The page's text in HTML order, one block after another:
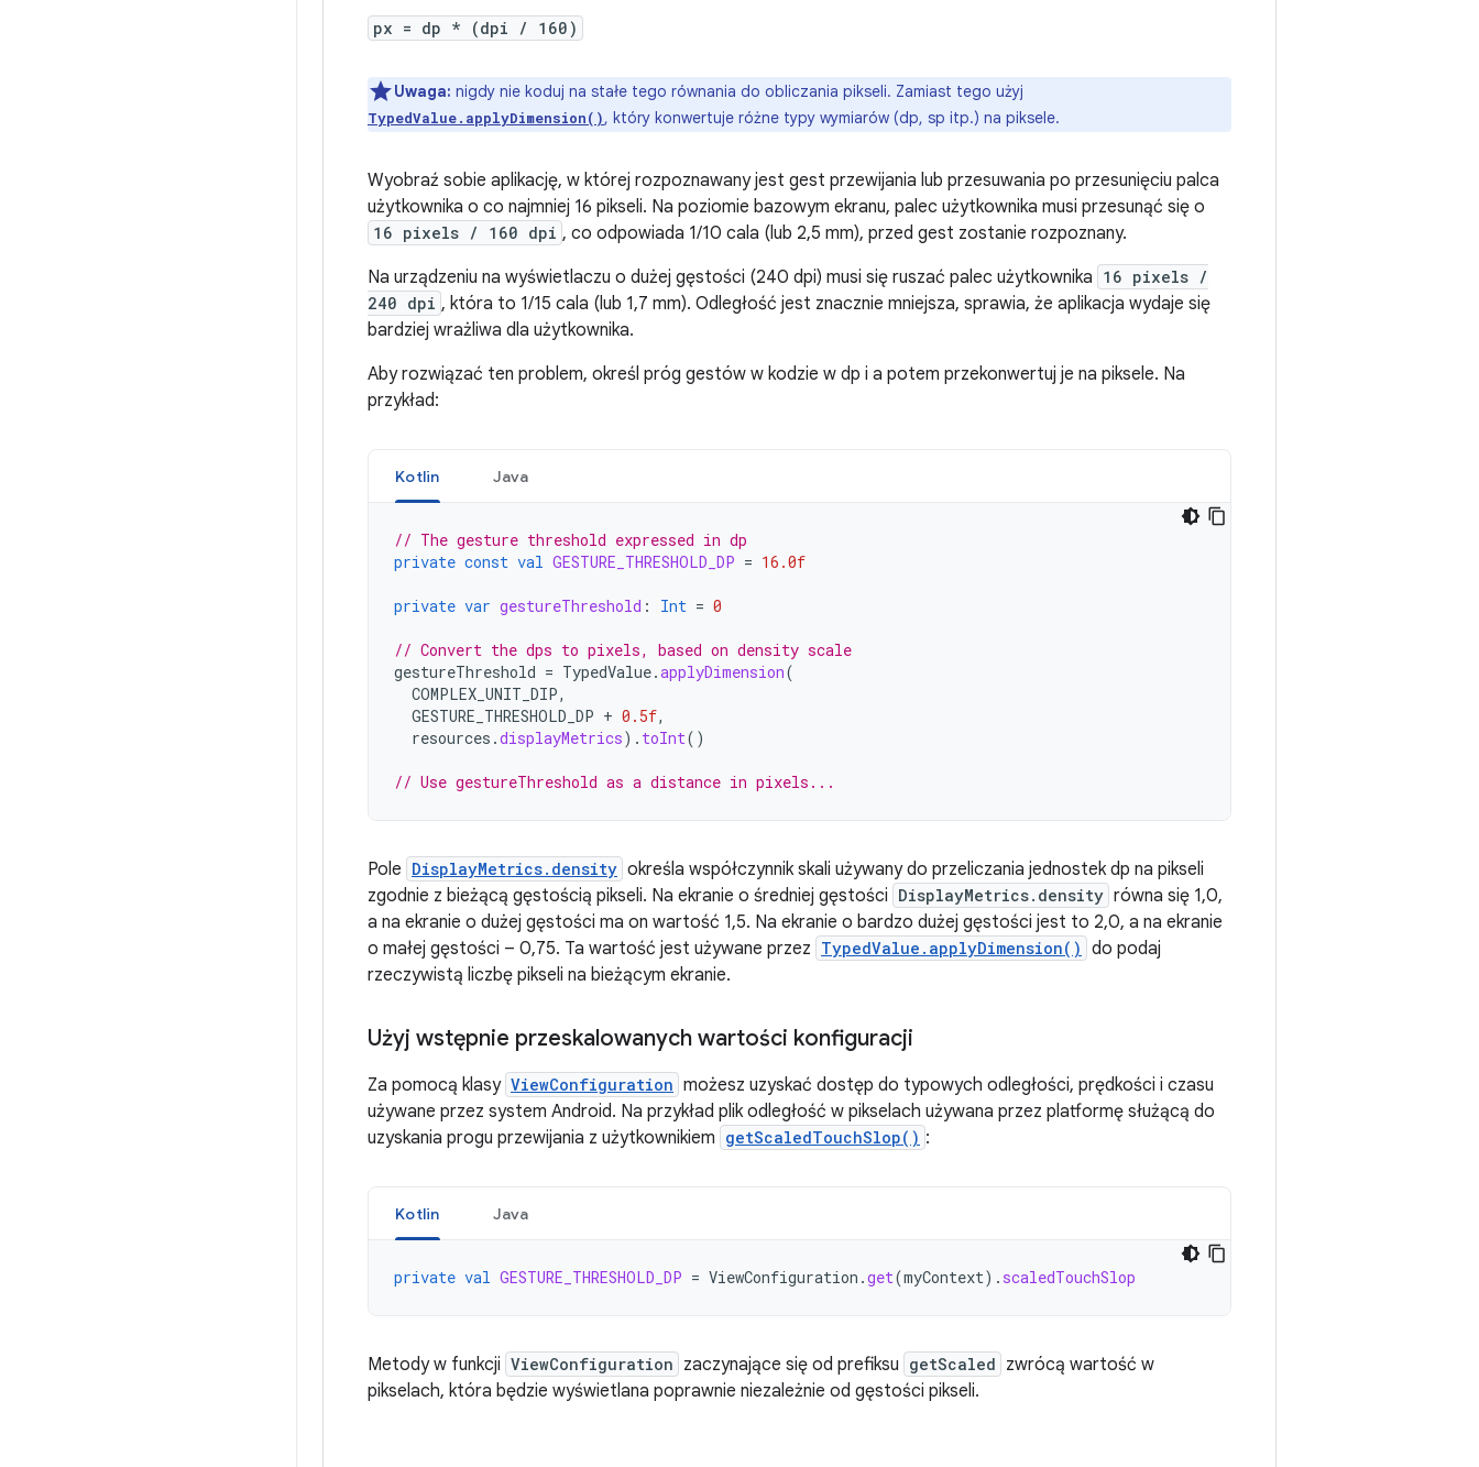
px = dp * (dpi / 160)
Uwaga: nigdy nie koduj na stałe tego równania do obliczania pikseli. Zamiast tego użyj
TypedValue.applyDimension(), który konwertuje różne typy wymiarów (dp, sp itp.) na piksele.
Wyobraź sobie aplikację, w której rozpoznawany jest gest przewijania lub przesuwania po przesunięciu palca
użytkownika o co najmniej 16 pikseli. Na poziomie bazowym ekranu, palec użytkownika musi przesunąć się o
16 pixels / 160 dpi , co odpowiada 1/10 cala (lub 2,5 mm), przed gest zostanie rozpoznany.
Na urządzeniu na wyświetlaczu o dużej gęstości (240 dpi) musi się ruszać palec użytkownika 16 pixels /
240 dpi , która to 1/15 cala (lub 1,7 mm). Odległość jest znacznie mniejsza, sprawia, że aplikacja wydaje się
bardziej wrażliwa dla użytkownika.
Aby rozwiązać ten problem, określ próg gestów w kodzie w dp i a potem przekonwertuj je na piksele. Na
przykład:
Kotlin Java
// The gesture threshold expressed in dp
private const val GESTURE_THRESHOLD_DP = 16.0f
private var gestureThreshold : Int = 0
// Convert the dps to pixels, based on density scale
gestureThreshold = TypedValue.applyDimension(
COMPLEX_UNIT_DIP,
GESTURE_THRESHOLD_DP + 0.5f,
resources .displayMetrics). toInt()
// Use gestureThreshold as a distance in pixels...
Pole DisplayMetrics.density określa współczynnik skali używany do przeliczania jednostek dp na pikseli
zgodnie z bieżącą gęstością pikseli. Na ekranie o średniej gęstości DisplayMetrics.density równa się 1,0,
a na ekranie o dużej gęstości ma on wartość 1,5. Na ekranie o bardzo dużej gęstości jest to 2,0, a na ekranie
o małej gęstości – 0,75. Ta wartość jest używane przez TypedValue.applyDimension() do podaj
rzeczywistą liczbę pikseli na bieżącym ekranie.
Użyj wstępnie przeskalowanych wartości konfiguracji
Za pomocą klasy ViewConfiguration możesz uzyskać dostęp do typowych odległości, prędkości i czasu
używane przez system Android. Na przykład plik odległość w pikselach używana przez platformę służącą do
uzyskania progu przewijania z użytkownikiem getScaledTouchSlop() :
Kotlin Java
private val GESTURE_THRESHOLD_DP = ViewConfiguration .get(myContext). scaledTouchSlop
Metody w funkcji ViewConfiguration zaczynające się od prefiksu getScaled zwrócą wartość w
pikselach, która będzie wyświetlana poprawnie niezależnie od gęstości pikseli.